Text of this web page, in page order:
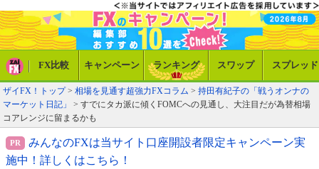
FX比較 キャンペーン ランキング スワップ スプレッド
ザイFX！トップ> 相場を見通す超強力FXコラム > 持田有紀子の「戦うオンナの
マーケット日記」
> すでにタカ派に傾くFOMCへの見通し、大注目だが為替相場
コアレンジに留まるかも
みんなのFXは当サイト口座開設者限定キャンペーン実
施中！詳しくはこちら！